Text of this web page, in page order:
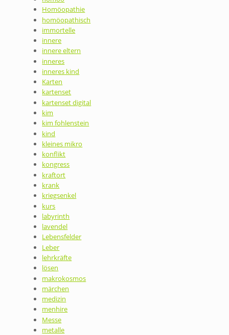
Homöopathie
homöopathisch
immortelle
innere
innere eltern
inneres
inneres kind
Karten
kartenset
kartenset digital
kim
kim fohlenstein
kind
kleines mikro
konflikt
kongress
kraftort
krank
kriegsenkel
kurs
labyrinth
lavendel
Lebensfelder
Leber
lehrkräfte
lösen
makrokosmos
märchen
medizin
menhire
Messe
metalle